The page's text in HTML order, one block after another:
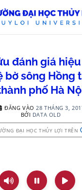
đánh giá
bờ sông Hồng
phố Hà
ĐĂNG VÀO 28 THÁNG 3,
BỞI DATA OLD
ĐẠI HỌC THỦY LỢI TRÊN